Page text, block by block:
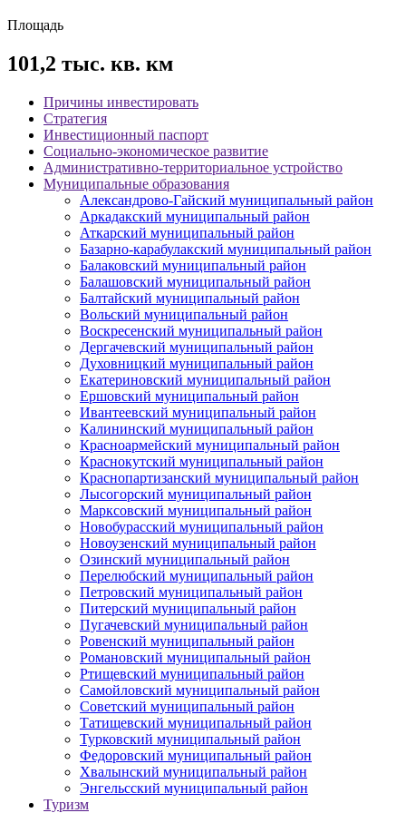
Площадь
101,2 тыс. кв. км
Причины инвестировать
Стратегия
Инвестиционный паспорт
Социально-экономическое развитие
Административно-территориальное устройство
Муниципальные образования
Александрово-Гайский муниципальный район
Аркадакский муниципальный район
Аткарский муниципальный район
Базарно-карабулакский муниципальный район
Балаковский муниципальный район
Балашовский муниципальный район
Балтайский муниципальный район
Вольский муниципальный район
Воскресенский муниципальный район
Дергачевский муниципальный район
Духовницкий муниципальный район
Екатериновский муниципальный район
Ершовский муниципальный район
Ивантеевский муниципальный район
Калининский муниципальный район
Красноармейский муниципальный район
Краснокутский муниципальный район
Краснопартизанский муниципальный район
Лысогорский муниципальный район
Марксовский муниципальный район
Новобурасский муниципальный район
Новоузенский муниципальный район
Озинский муниципальный район
Перелюбский муниципальный район
Петровский муниципальный район
Питерский муниципальный район
Пугачевский муниципальный район
Ровенский муниципальный район
Романовский муниципальный район
Ртищевский муниципальный район
Самойловский муниципальный район
Советский муниципальный район
Татищевский муниципальный район
Турковский муниципальный район
Федоровский муниципальный район
Хвалынский муниципальный район
Энгельсский муниципальный район
Туризм